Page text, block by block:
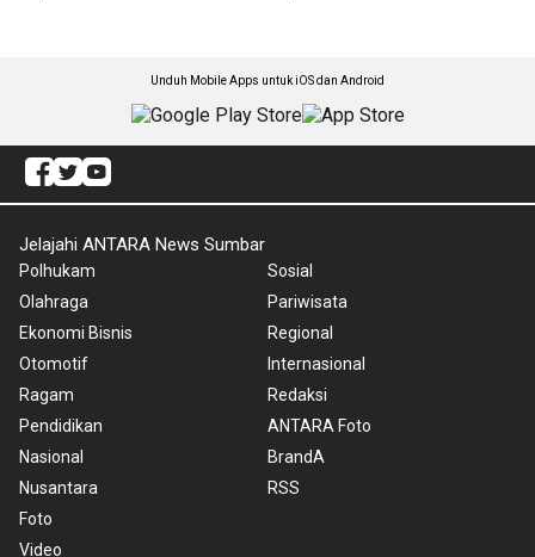
Unduh Mobile Apps untuk iOS dan Android
Jelajahi ANTARA News Sumbar
Polhukam
Olahraga
Ekonomi Bisnis
Otomotif
Ragam
Pendidikan
Nasional
Nusantara
Foto
Video
Sosial
Pariwisata
Regional
Internasional
Redaksi
ANTARA Foto
BrandA
RSS